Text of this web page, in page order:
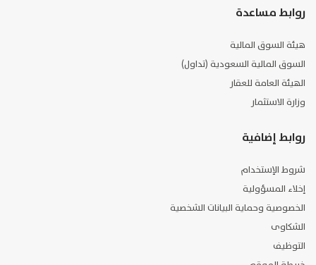
روابط مساعدة
هيئة السوق المالية
السوق المالية السعودية (تداول)
الهيئة العامة للعقار
وزارة الاستثمار
روابط إضافية
شروط الإستخدام
إخلاء المسؤولية
الخصوصية وحماية البيانات الشخصية
الشكاوى
التوظيف